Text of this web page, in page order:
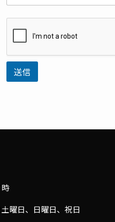
ア
ド
レ
送信
曜日、日曜日、祝日